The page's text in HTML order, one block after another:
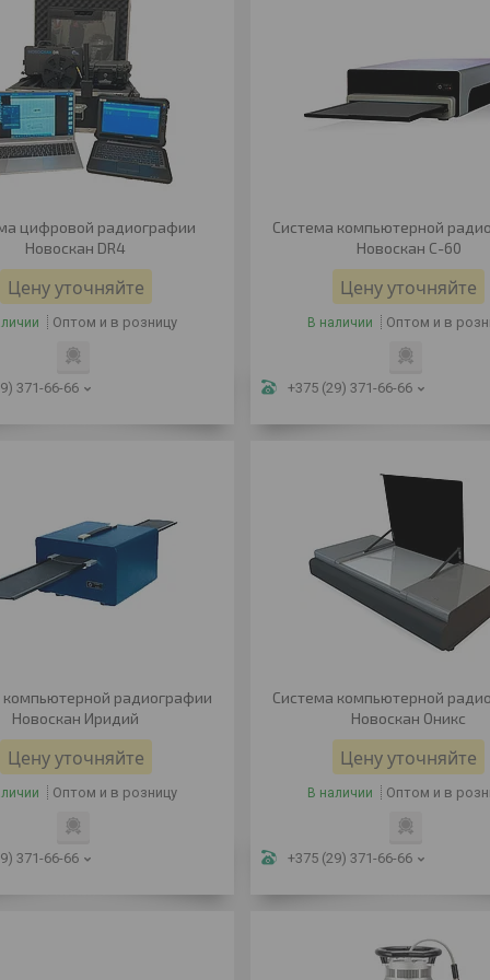
цифровой радиографии
Новоскан DR4
Цену уточняйте
Оптом и в розницу
371-66-66
Система компьютерной
Новоскан C-60
Цену уточняйте
В наличии Оптом и в
+375 (29) 371-66-66
компьютерной радиографии
Новоскан Иридий
Цену уточняйте
Оптом и в розницу
371-66-66
Система компьютерной
Новоскан Оникс
Цену уточняйте
В наличии Оптом и в
+375 (29) 371-66-66